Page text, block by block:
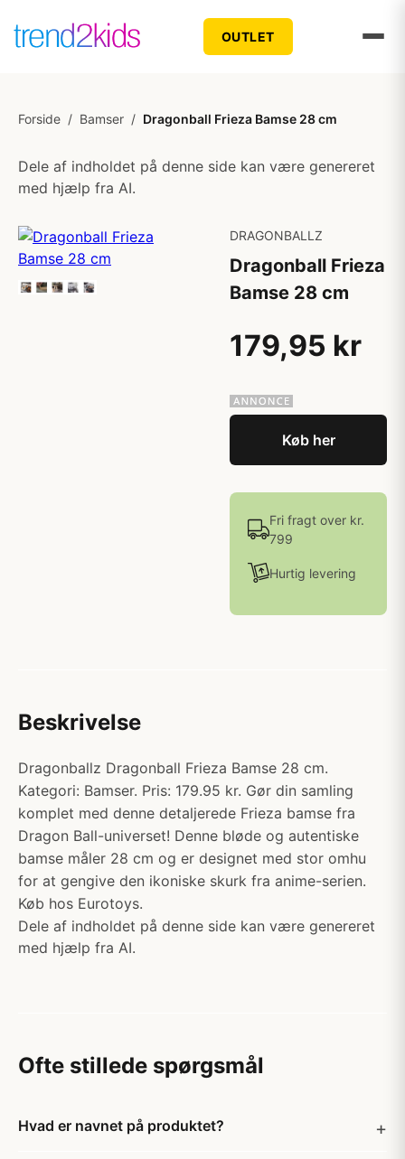
OUTLET
Forside / Bamser / Dragonball Frieza Bamse 28 cm
Dele af indholdet på denne side kan være genereret
med hjælp fra AI.
DRAGONBALLZ
Dragonball Frieza
Bamse 28 cm
179,95 kr
Køb her
Fri fragt over kr.
799
Hurtig levering
Beskrivelse
Dragonballz Dragonball Frieza Bamse 28 cm.
Kategori: Bamser. Pris: 179.95 kr. Gør din samling
komplet med denne detaljerede Frieza bamse fra
Dragon Ball-universet! Denne bløde og autentiske
bamse måler 28 cm og er designet med stor omhu
for at gengive den ikoniske skurk fra anime-serien.
Køb hos Eurotoys.
Dele af indholdet på denne side kan være genereret
med hjælp fra AI.
Ofte stillede spørgsmål
Hvad er navnet på produktet?